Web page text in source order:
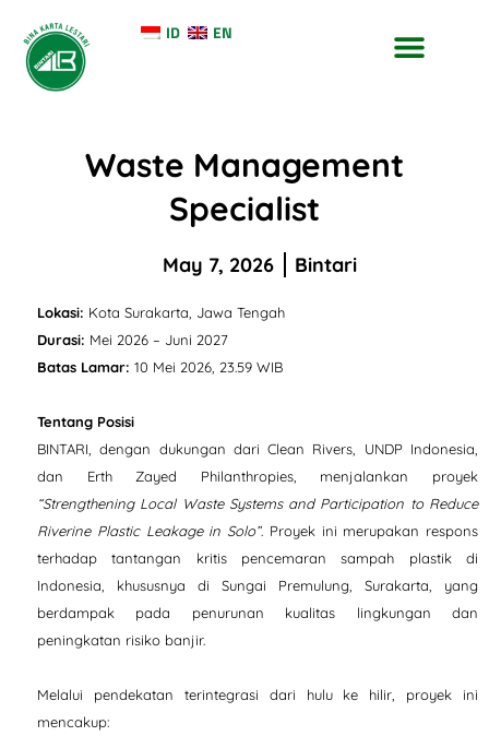
ID EN
Waste Management
Specialist
May 7, 2026 Bintari
Lokasi: Kota Surakarta, Jawa Tengah
Durasi: Mei 2026 – Juni 2027
Batas Lamar: 10 Mei 2026, 23.59 WIB
Tentang Posisi
BINTARI, dengan dukungan dari Clean Rivers, UNDP Indonesia,
dan Erth Zayed Philanthropies, menjalankan proyek
“Strengthening Local Waste Systems and Participation to Reduce
Riverine Plastic Leakage in Solo”. Proyek ini merupakan respons
terhadap tantangan kritis pencemaran sampah plastik di
Indonesia, khususnya di Sungai Premulung, Surakarta, yang
berdampak pada penurunan kualitas lingkungan dan
peningkatan risiko banjir.
Melalui pendekatan terintegrasi dari hulu ke hilir, proyek ini
mencakup: